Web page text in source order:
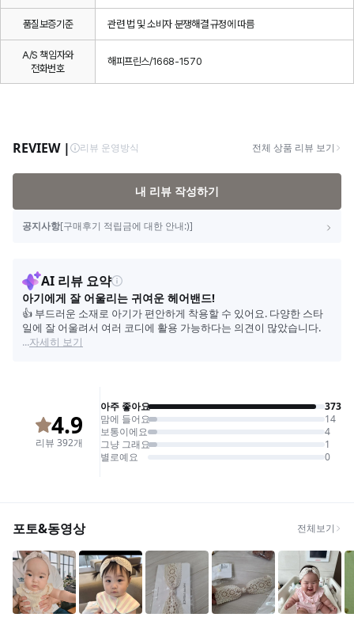
품질보증기준 관련 법 및 소비자 분쟁해결 규정에 따름
A/S 책임자와
전화번호
해피프린스/1668-1570